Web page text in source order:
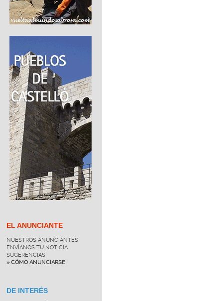
EL ANUNCIANTE
NUESTROS ANUNCIANTES
ENVÍANOS TU NOTICIA
SUGERENCIAS
» CÓMO ANUNCIARSE
DE INTERÉS